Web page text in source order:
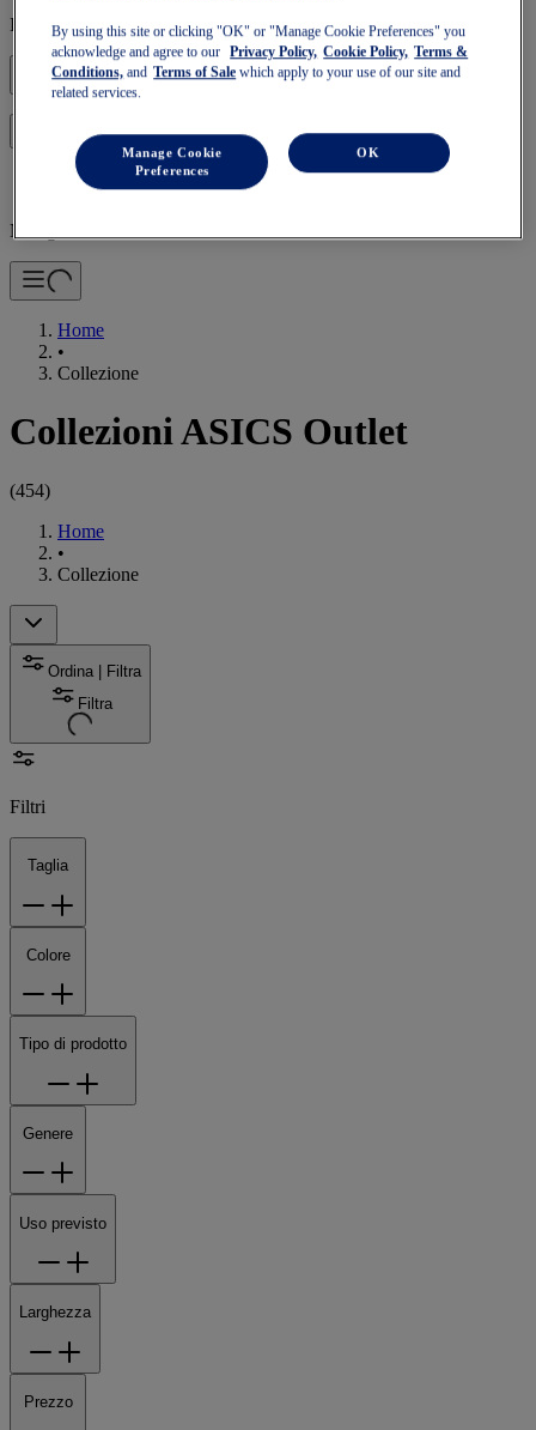
Il tuo carrello è vuoto
per ripristinare il carrello o riempirne uno nuovo.
Navigazione mobile
Home
•
Collezione
Collezioni ASICS Outlet
(454)
Home
•
Collezione
Ordina | Filtra
Filtra
Filtri
Taglia
Colore
Tipo di prodotto
Genere
Uso previsto
Larghezza
Prezzo
By using this site or clicking "OK" or "Manage Cookie Preferences" you
acknowledge and agree to our
Privacy Policy, Cookie Policy, Terms &
Conditions, and Terms of Sale which apply to your use of our site and
related services.
Manage Cookie
Preferences
OK